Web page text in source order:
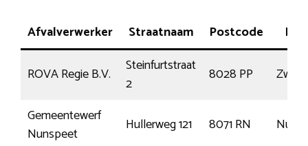
Afvalverwerker Straatnaam Postcode
ROVA Regie B.V.
Steinfurtstraat
2
8028 PP
Gemeentewerf
Nunspeet
Hullerweg 121 8071 RN